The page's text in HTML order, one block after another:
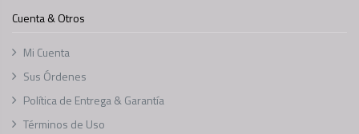
Cuenta & Otros
Mi Cuenta
Sus Órdenes
Política de Entrega & Garantía
Términos de Uso